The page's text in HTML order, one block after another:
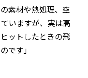
素材や熱処理、空
いますが、実は高
ットしたときの飛
です」